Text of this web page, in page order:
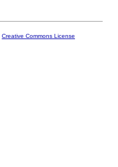
Creative Commons License